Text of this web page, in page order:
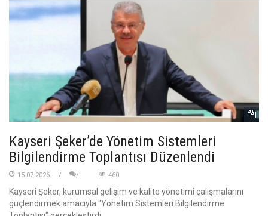
Kayseri Şeker’de Yönetim Sistemleri
Bilgilendirme Toplantısı Düzenlendi
15-07-2026 460
Kayseri Şeker, kurumsal gelişim ve kalite yönetimi çalışmalarını
güçlendirmek amacıyla "Yönetim Sistemleri Bilgilendirme